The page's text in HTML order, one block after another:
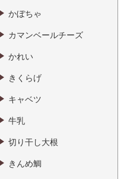
かぼちゃ
カマンベールチーズ
かれい
きくらげ
キャベツ
牛乳
切り干し大根
きんめ鯛